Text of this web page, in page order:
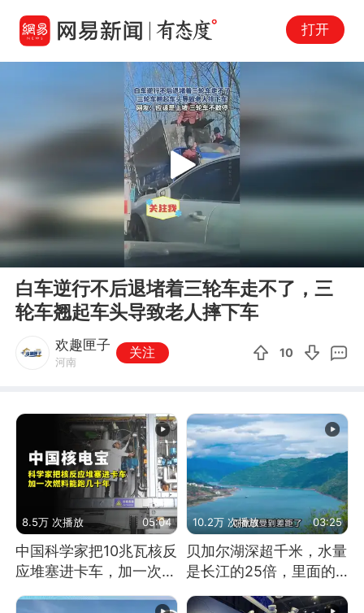
打开
00:00 00:12
Play
白车逆行不后退堵着三轮车走不了，三
轮车翘起车头导致老人摔下车
欢趣匣子
河南
关注 10
8.5万 次播放 05:04
中国科学家把10兆瓦核反
应堆塞进卡车，加一次燃
料能跑几十年
10.2万 次播放 03:25
贝加尔湖深超千米，水量
是长江的25倍，里面的
鱼究竟有多大？